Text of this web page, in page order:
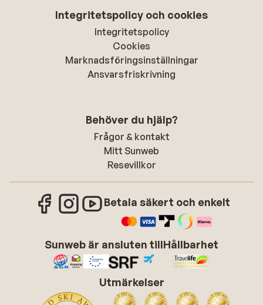
Integritetspolicy och cookies
Integritetspolicy
Cookies
Marknadsföringsinställningar
Ansvarsfriskrivning
Behöver du hjälp?
Frågor & kontakt
Mitt Sunweb
Resevillkor
Betala säkert och enkelt
Sunweb är ansluten tillHållbarhet
Utmärkelser